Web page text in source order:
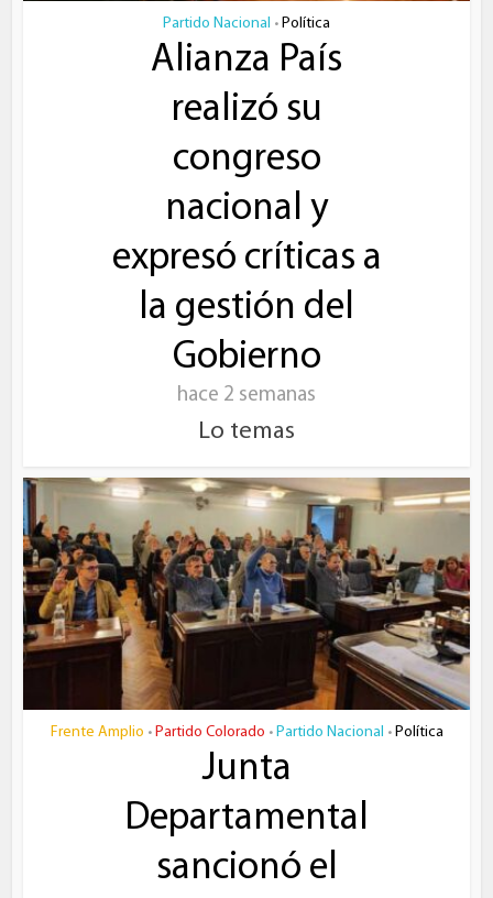
Partido Nacional • Política
Alianza País
realizó su
congreso
nacional y
expresó críticas a
la gestión del
Gobierno
hace 2 semanas
Lo temas
Frente Amplio • Partido Colorado • Partido Nacional • Política
Junta
Departamental
sancionó el